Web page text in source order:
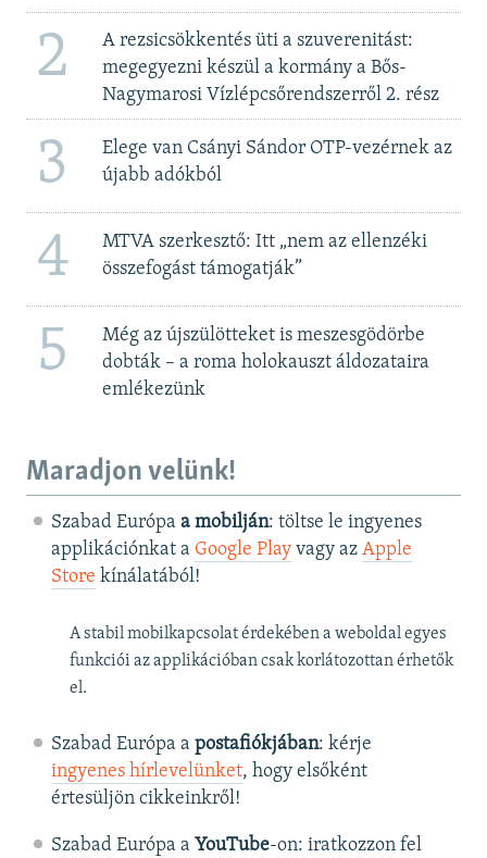
2
A rezsicsökkentés üti a szuverenitást:
megegyezni készül a kormány a Bős-
Nagymarosi Vízlépcsőrendszerről 2. rész
3
Elege van Csányi Sándor OTP-vezérnek az
újabb adókból
4
MTVA szerkesztő: Itt „nem az ellenzéki
összefogást támogatják”
5
Még az újszülötteket is meszesgödörbe
dobták – a roma holokauszt áldozataira
emlékezünk
Maradjon velünk!
Szabad Európa a mobilján: töltse le ingyenes
applikációnkat a Google Playvagy az Apple
Store kínálatából!
A stabil mobilkapcsolat érdekében a weboldal egyes
funkciói az applikációban csak korlátozottan érhetők
el.
Szabad Európa a postafiókjában: kérje
ingyenes hírlevelünket, hogy elsőként
értesüljön cikkeinkről!
Szabad Európa a YouTube-on: iratkozzon fel